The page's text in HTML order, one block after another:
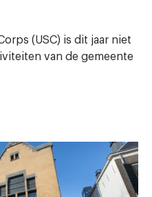
(USC) is dit jaar niet
van de gemeente